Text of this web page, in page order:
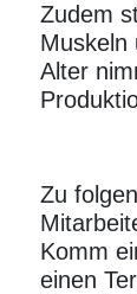
Zudem
Muskeln
Alter
Zu
Komm
einen